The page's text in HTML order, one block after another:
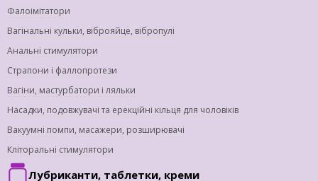
Фалоімітатори
Вагінальні кульки, віброяйце, вібропулі
Анальні стимулятори
Страпони і фаллопротези
Вагіни, мастурбатори і ляльки
Насадки, подовжувачі та ерекційні кільця для чоловіків
Вакуумні помпи, масажери, розширювачі
Кліторальні стимулятори
Лубриканти, таблетки, креми